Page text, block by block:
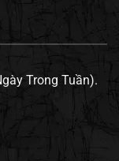
Trong Tuần).